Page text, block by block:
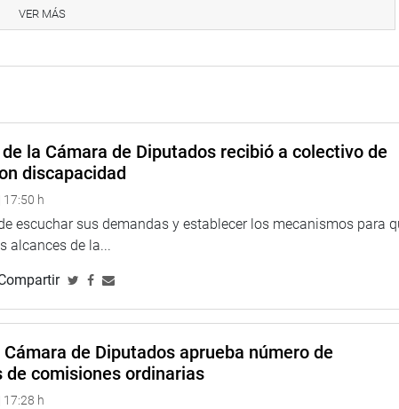
con poca presencia de las instituciones públicas”, indicó.
esta zona, por el grave flagelo del narcotráfico y terrorismo
económicas productivas.
VER MÁS
la Cámara de Diputados recibió a colectivo de
discapacidad
17:50 h
escuchar sus demandas y establecer los mecanismos para
alcances de la...
de Diputados aprueba número de
de comisiones ordinarias
17:28 h